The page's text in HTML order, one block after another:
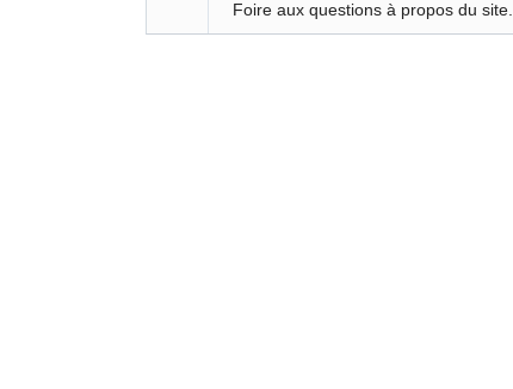
Foire aux questions à propos du site.